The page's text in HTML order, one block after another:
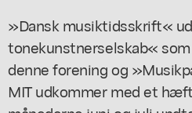
»Dansk musiktidsskrift«
tonekunstnerselskab«
denne forening og
MIT udkommer med et